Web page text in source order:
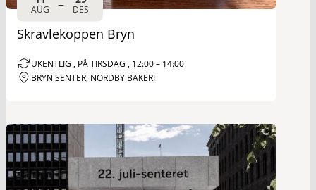
AUG – DES
Skravlekoppen Bryn
UKENTLIG , PÅ TIRSDAG , 12:00 – 14:00
BRYN SENTER, NORDBY BAKERI